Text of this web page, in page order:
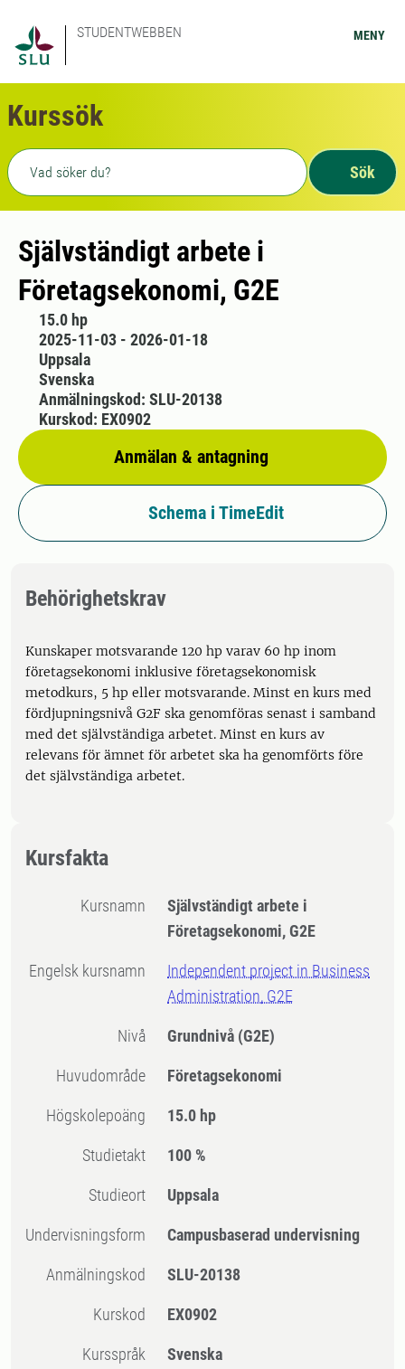
STUDENTWEBBEN MENY
Kurssök
Fritext sökning
Sök
Självständigt arbete i
Företagsekonomi, G2E
15.0 hp
2025-11-03 - 2026-01-18
Uppsala
Svenska
Anmälan & antagning
Anmälningskod: SLU-20138
Kurskod: EX0902
Schema i TimeEdit
Behörighetskrav
Kunskaper motsvarande 120 hp varav 60 hp inom
företagsekonomi inklusive företagsekonomisk
metodkurs, 5 hp eller motsvarande. Minst en kurs med
fördjupningsnivå G2F ska genomföras senast i samband
med det självständiga arbetet. Minst en kurs av
relevans för ämnet för arbetet ska ha genomförts före
det självständiga arbetet.
Kursfakta
Kursnamn
Självständigt arbete i
Företagsekonomi, G2E
Engelsk kursnamn
Independent project in Business
Administration, G2E
Nivå Grundnivå (G2E)
Huvudområde Företagsekonomi
högskolepoäng 15.0 hp
Studietakt 100 %
Studieort Uppsala
Undervisningsform Campusbaserad undervisning
Anmälningskod SLU-20138
Kurskod EX0902
Kursspråk Svenska